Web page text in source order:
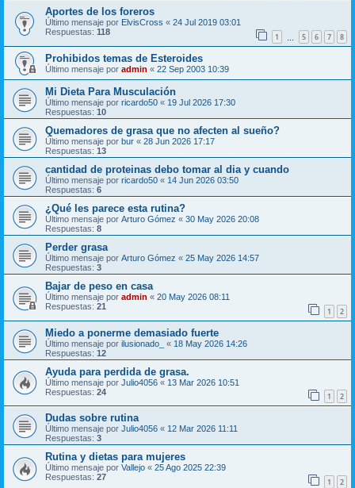
Aportes de los foreros
Último mensaje por ElvisCross « 24 Jul 2019 03:01
Respuestas: 118 1 5 6 7 8
Prohibidos temas de Esteroides
Último mensaje por admin « 22 Sep 2003 10:39
Mi Dieta Para Musculación
Último mensaje por ricardo50 « 19 Jul 2026 17:30
Respuestas: 10
Quemadores de grasa que no afecten al sueño?
Último mensaje por bur « 28 Jun 2026 17:17
Respuestas: 13
cantidad de proteinas debo tomar al dia y cuando
Último mensaje por ricardo50 « 14 Jun 2026 03:50
Respuestas: 6
¿Qué les parece esta rutina?
Último mensaje por Arturo Gómez « 30 May 2026 20:08
Respuestas: 8
Perder grasa
Último mensaje por Arturo Gómez « 25 May 2026 14:57
Respuestas: 3
Bajar de peso en casa
Último mensaje por admin « 20 May 2026 08:11
Respuestas: 21 1 2
Miedo a ponerme demasiado fuerte
Último mensaje por ilusionado_ « 18 May 2026 14:26
Respuestas: 12
Ayuda para perdida de grasa.
Último mensaje por Julio4056 « 13 Mar 2026 10:51
Respuestas: 24 1 2
Dudas sobre rutina
Último mensaje por Julio4056 « 12 Mar 2026 11:11
Respuestas: 3
Rutina y dietas para mujeres
Último mensaje por Vallejo « 25 Ago 2025 22:39
Respuestas: 27 1 2